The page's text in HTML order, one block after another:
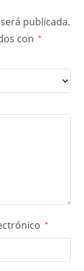
publicada.
con
*
*